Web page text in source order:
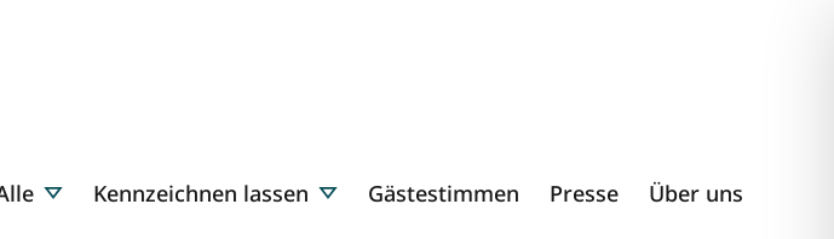
Kennzeichnen lassen Gästestimmen Presse Über uns